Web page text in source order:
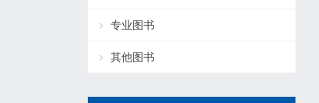
专业图书
其他图书